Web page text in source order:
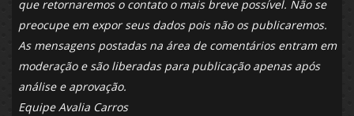
que retornaremos o contato o mais breve possível. Não se
preocupe em expor seus dados pois não os publicaremos.
As mensagens postadas na área de comentários entram em
moderação e são liberadas para publicação apenas após
análise e aprovação.
Equipe Avalia Carros